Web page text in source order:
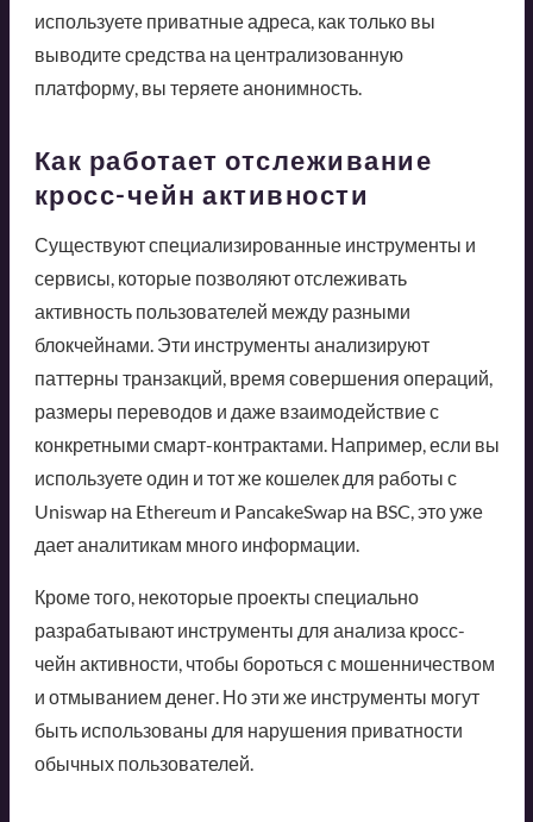
используете приватные адреса, как только вы
выводите средства на централизованную
платформу, вы теряете анонимность.
Как работает отслеживание
кросс-чейн активности
Существуют специализированные инструменты и
сервисы, которые позволяют отслеживать
активность пользователей между разными
блокчейнами. Эти инструменты анализируют
паттерны транзакций, время совершения операций,
размеры переводов и даже взаимодействие с
конкретными смарт-контрактами. Например, если вы
используете один и тот же кошелек для работы с
Uniswap на Ethereum и PancakeSwap на BSC, это уже
дает аналитикам много информации.
Кроме того, некоторые проекты специально
разрабатывают инструменты для анализа кросс-
чейн активности, чтобы бороться с мошенничеством
и отмыванием денег. Но эти же инструменты могут
быть использованы для нарушения приватности
обычных пользователей.